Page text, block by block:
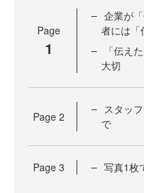
Page
1
企業が
者には「
「伝え
大切
Page 2
スタッ
で
Page 3 写真1枚